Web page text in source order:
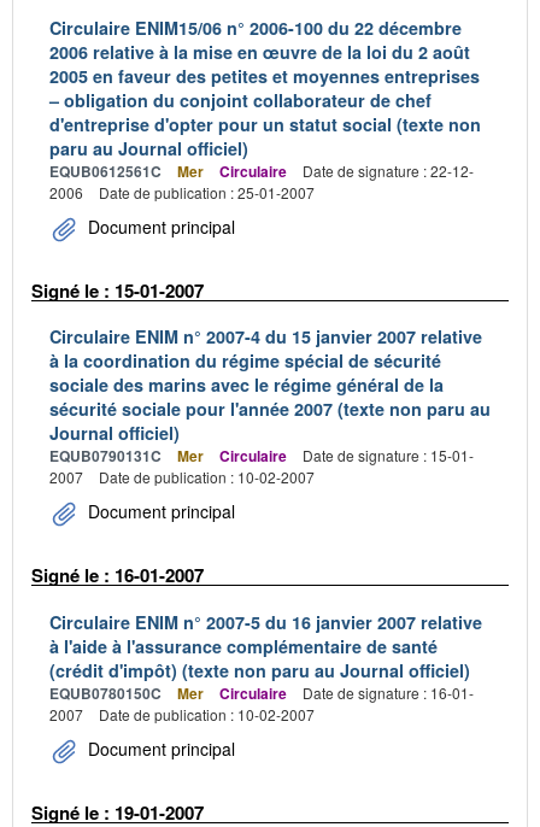
Circulaire ENIM15/06 n° 2006-100 du 22 décembre
2006 relative à la mise en œuvre de la loi du 2 août
2005 en faveur des petites et moyennes entreprises
– obligation du conjoint collaborateur de chef
d'entreprise d'opter pour un statut social (texte non
paru au Journal officiel)
EQUB0612561C Mer Circulaire
Date de signature : 22-12-
2006
Date de publication : 25-01-2007
Document principal
Signé le : 15-01-2007
Circulaire ENIM n° 2007-4 du 15 janvier 2007 relative
à la coordination du régime spécial de sécurité
sociale des marins avec le régime général de la
sécurité sociale pour l'année 2007 (texte non paru au
Journal officiel)
EQUB0790131C Mer Circulaire
Date de signature : 15-01-
2007
Date de publication : 10-02-2007
Document principal
Signé le : 16-01-2007
Circulaire ENIM n° 2007-5 du 16 janvier 2007 relative
à l'aide à l'assurance complémentaire de santé
(crédit d'impôt) (texte non paru au Journal officiel)
EQUB0780150C Mer Circulaire
Date de signature : 16-01-
2007
Date de publication : 10-02-2007
Document principal
Signé le : 19-01-2007